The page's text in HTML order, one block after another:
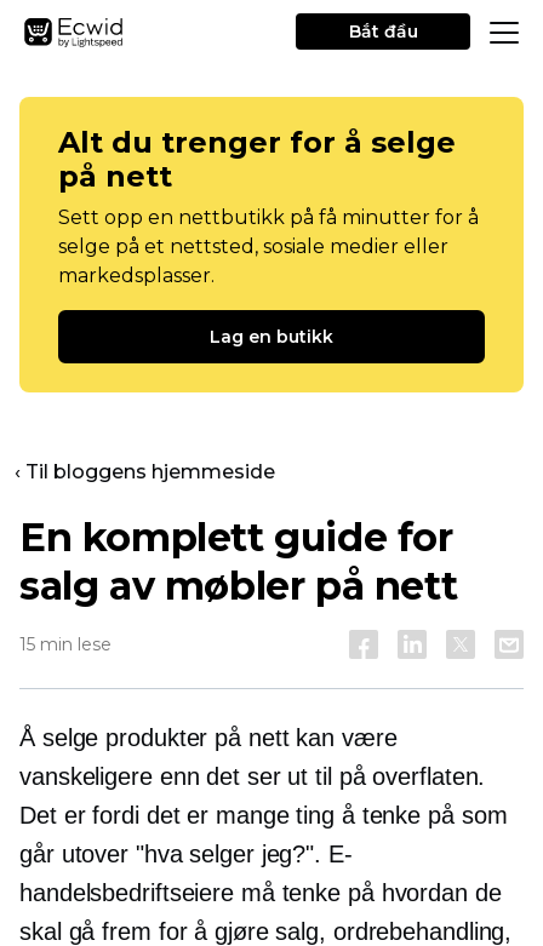
Bắt đầu
Alt du trenger for å selge
på nett
Sett opp en nettbutikk på få minutter for å
selge på et nettsted, sosiale medier eller
markedsplasser.
Lag en butikk
‹ Til bloggens hjemmeside
En komplett guide for
salg av møbler på nett
15 min lese
Å selge produkter på nett kan være
vanskeligere enn det ser ut til på overflaten.
Det er fordi det er mange ting å tenke på som
går utover "hva selger jeg?". E-
handelsbedriftseiere må tenke på hvordan de
skal gå frem for å gjøre salg, ordrebehandling,